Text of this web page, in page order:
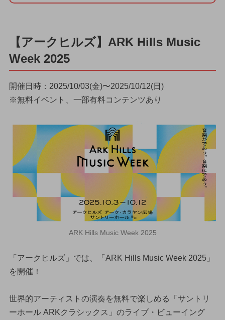
【アークヒルズ】ARK Hills Music
Week 2025
開催日時：2025/10/03(金)〜2025/10/12(日)
※無料イベント、一部有料コンテンツあり
ARK Hills Music Week 2025
「アークヒルズ」では、「ARK Hills Music Week 2025」
を開催！
世界的アーティストの演奏を無料で楽しめる「サントリ
ーホール ARKクラシックス」のライブ・ビューイング